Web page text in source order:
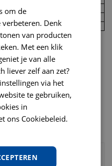
4
1 + 10 per kg
staan!
12x85 gr
12x85 gr
om de
Denk
van producten
Met een klik
je van alle
liever zelf aan zet?
via het
te gebruiken,
in
ons Cookiebeleid.